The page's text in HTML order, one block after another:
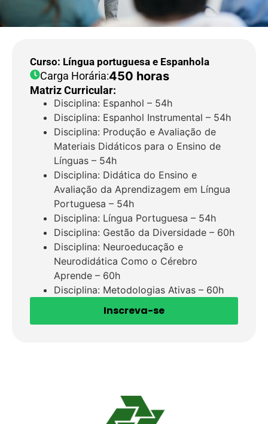
Curso: Língua portuguesa e Espanhola
Carga Horária:450 horas
Matriz Curricular:
Disciplina: Espanhol – 54h
Disciplina: Espanhol Instrumental – 54h
Disciplina: Produção e Avaliação de
Materiais Didáticos para o Ensino de
Línguas – 54h
Disciplina: Didática do Ensino e
Avaliação da Aprendizagem em Língua
Portuguesa – 54h
Disciplina: Língua Portuguesa – 54h
Disciplina: Gestão da Diversidade – 60h
Disciplina: Neuroeducação e
Neurodidática Como o Cérebro
Aprende – 60h
Disciplina: Metodologias Ativas – 60h
Inscreva-se